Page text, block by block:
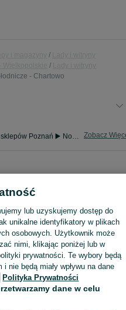
- Chartowo
Sprzedaż lad i witryn chłodniczych dla sklepów Poznań ▶️ Nowe i używane oferty ✅ Szeroki wybór w najlepszych cenach ✌ Znajdź ogłoszenia na OLX.pl! Zobacz
lub uzyskujemy dostęp do
unikalne identyfikatory w plikach
osobowych. Użytkownik może
nimi, klikając poniżej lub w
prywatności. Te wybory będą
nie będą miały wpływu na dane
Polityka Prywatności
dane w celu